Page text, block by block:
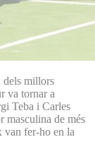
dels millors
va tornar a
Teba i Carles
masculina de més
van fer-ho en la